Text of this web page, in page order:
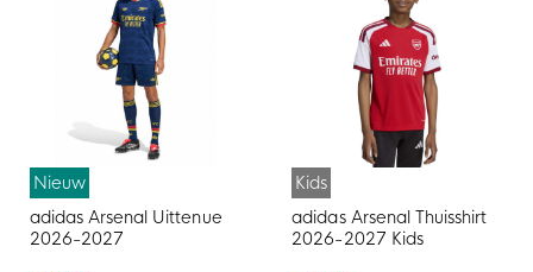
Nieuw
adidas Arsenal Uittenue
2026-2027
Kids
adidas Arsenal Thuisshirt
2026-2027 Kids